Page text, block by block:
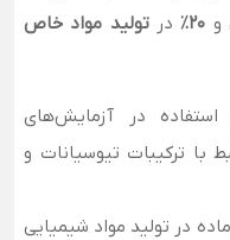
و 20٪ درتولید مواد خاص
استفاده در آزمایش‌های
با ترکیبات تیوسیانات و
در تولید مواد شیمیایی